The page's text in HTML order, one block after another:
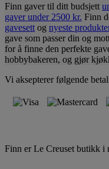
Finn gaver til ditt budsjett
gaver under 2500 kr. Finn
gavesett og nyeste
gave som passer din og
for å finne den perfekte
hobbybakeren, og gjør
Vi aksepterer følgende
Finn er Le Creuset butikk i